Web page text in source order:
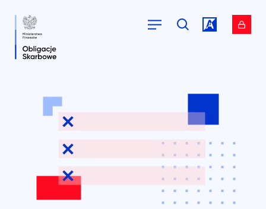
Przejdź do